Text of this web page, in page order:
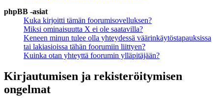
phpBB -asiat
Kuka kirjoitti tämän foorumisovelluksen?
Miksi ominaisuutta X ei ole saatavilla?
Keneen minun tulee olla yhteydessä väärinkäytöstapauksissa
tai lakiasioissa tähän foorumiin liittyen?
Kuinka otan yhteyttä foorumin ylläpitäjään?
Kirjautumisen ja rekisteröitymisen
ongelmat